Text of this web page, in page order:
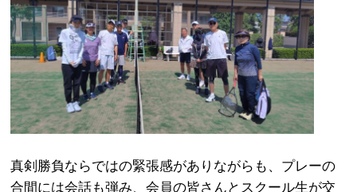
真剣勝負ならではの緊張感がありながらも、プレーの
合間には会話も弾み、会員の皆さんとスクール生が交